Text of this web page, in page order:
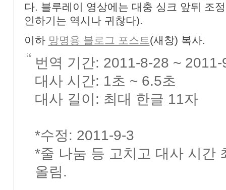
다. 블루레이 영상에는 대충 싱크 앞뒤 조
인하기는 역시나 귀찮다).
이하 망명용 블로그 포스트(새창) 복사.
번역 기간: 2011-8-28 ~ 2011-
대사 시간: 1초 ~ 6.5초
대사 길이: 최대 한글 11자
*수정: 2011-9-3
*줄 나눔 등 고치고 대사 시간
올림.